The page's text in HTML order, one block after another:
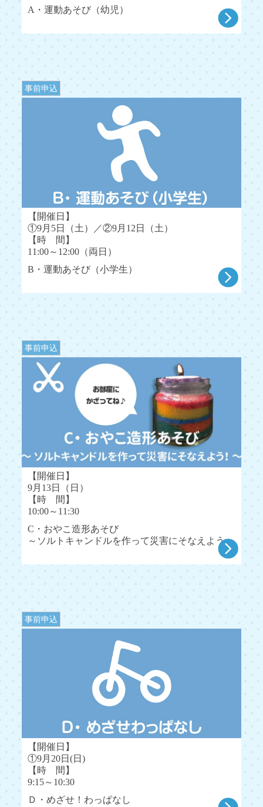
A・運動あそび（幼児）
事前申込
【開催日】
①9月5日（土）／②9月12日（土）
【時 間】
11:00～12:00（両日）
B・運動あそび（小学生）
事前申込
【開催日】
9月13日（日）
【時 間】
10:00～11:30
C・おやこ造形あそび
～ソルトキャンドルを作って災害にそなえよう～
事前申込
【開催日】
①9月20日(日)
【時 間】
9:15～10:30
Ｄ・めざせ！わっぱなし